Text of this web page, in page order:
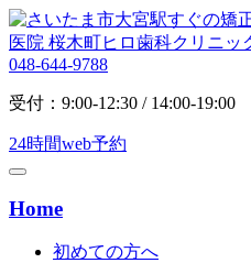
048-644-9788
受付：9:00-12:30 / 14:00-19:00
24時間web予約
Home
初めての方へ